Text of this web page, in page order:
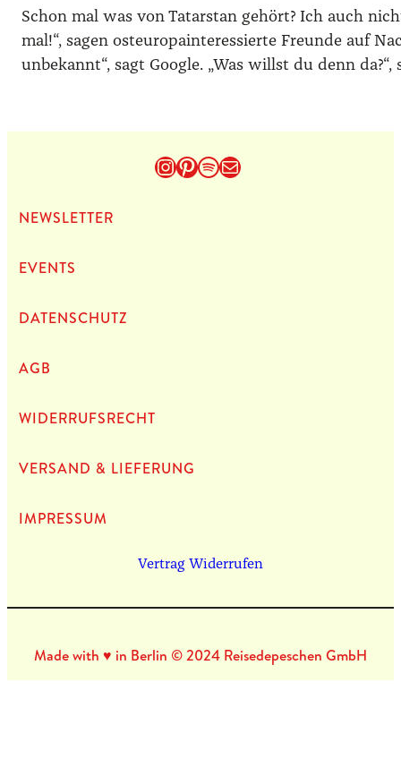
Schon mal was von Tatarstan gehört? Ich auch
mal!“, sagen osteuropainteressierte Freunde auf
unbekannt“, sagt Google. „Was willst du denn da?“,
Instagram
Pinterest
Spotify
E-Mail
NEWS­LET­TER
EVENTS
DATEN­SCHUTZ
AGB
WIDERRUFSRECHT
VERSAND & LIEFERUNG
IMPRES­SUM
Vertrag Widerrufen
Made with ♥ in Berlin © 2024 Reisedepeschen GmbH